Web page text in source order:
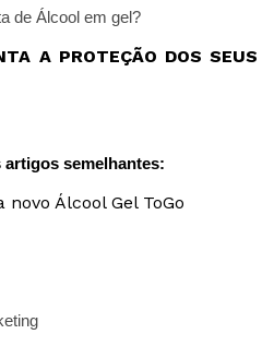
de Álcool em gel?
A PROTEÇÃO DOS SEUS
semelhantes:
novo Álcool Gel ToGo